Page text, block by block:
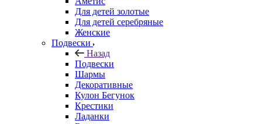
Для детей золотые
Для детей серебряные
Женские
Подвески
Назад
Подвески
Шармы
Декоративные
Кулон Бегунок
Крестики
Ладанки